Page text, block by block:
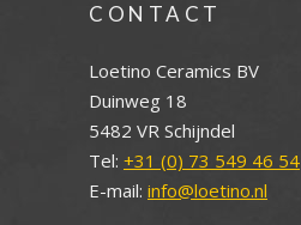
CONTACT
Loetino Ceramics BV
Duinweg 18
5482 VR Schijndel
Tel: +31 (0) 73 549 46 54
E-mail: info@loetino.nl